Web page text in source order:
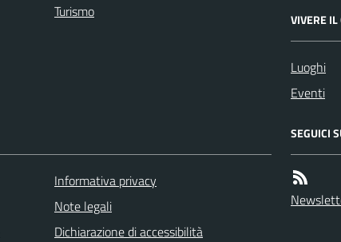
Turismo
VIVERE
Luoghi
Eventi
Informativa privacy
Note legali
Dichiarazione di accessibilità
SEGUICI